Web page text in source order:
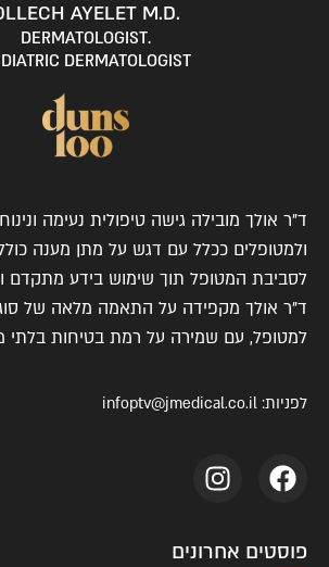
.OLLECH AYELET M.D
.DERMATOLOGIST
DERMATOLOGIST
ד"ר אולך מובילה גישה טיפולית נעימה
ולמטופלים ככלל עם דגש על מתן מענה
לסביבת המטופל תוך שימוש בידע מתקדם
ד"ר אולך מקפידה על התאמה מלאה של
למטופל, עם שמירה על רמת בטיחות
לפניות: infoptv@jmedical.co.il
פוסטים אחרונים